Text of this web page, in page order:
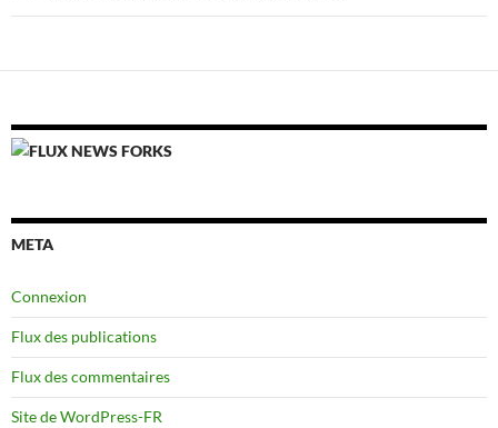
NEWS FORKS
META
Connexion
Flux des publications
Flux des commentaires
Site de WordPress-FR